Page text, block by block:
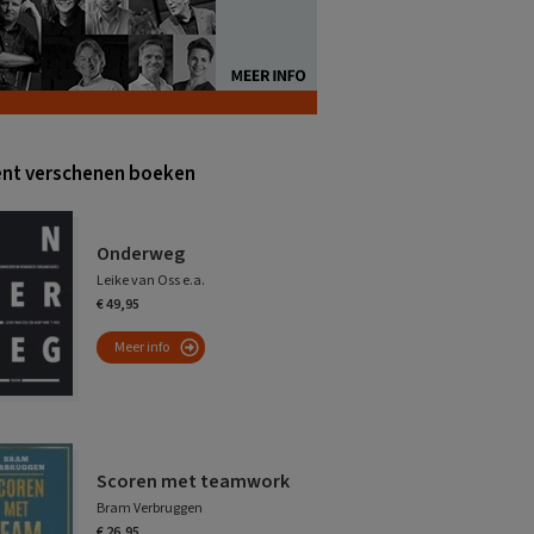
verschenen boeken
Onderweg
Leike van Oss e.a.
€ 49,95
Meer info
Scoren met teamwork
Bram Verbruggen